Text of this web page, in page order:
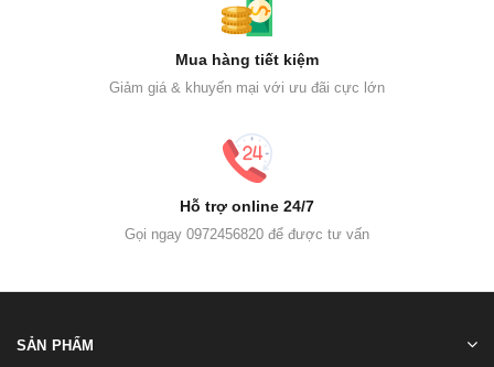
Mua hàng tiết kiệm
Giảm giá & khuyến mại với ưu đãi cực lớn
Hỗ trợ online 24/7
Gọi ngay 0972456820 để được tư vấn
SẢN PHẨM